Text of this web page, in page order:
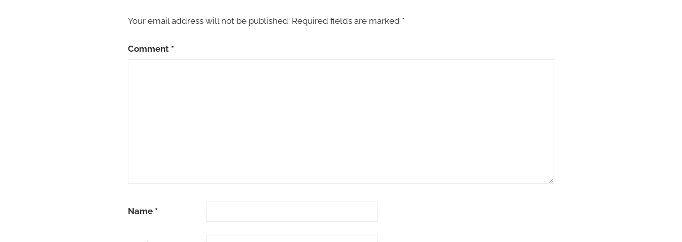
Your email address will not be published. Required fields are marked *
Comment *
Name *